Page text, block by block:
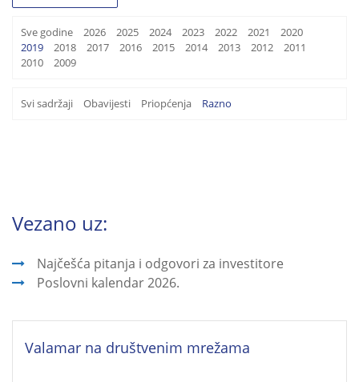
Sve godine 2026 2025 2024 2023 2022 2021
2020
2019
2018 2017 2016 2015 2014 2013 2012
2011
2010
2009
Svi sadržaji Obavijesti Priopćenja Razno
Vezano uz:
Najčešća pitanja i odgovori za investitore
Poslovni kalendar 2026.
Valamar na društvenim mrežama